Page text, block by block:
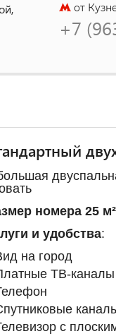
от
+7
номера 25 м²
и удобства:
на город
ТВ-каналы
с